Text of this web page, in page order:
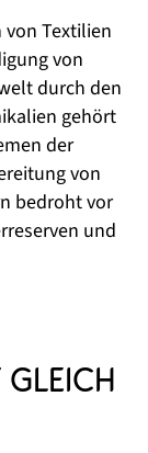
von Textilien
von
durch den
gehört
der
von
bedroht vor
und
gleich